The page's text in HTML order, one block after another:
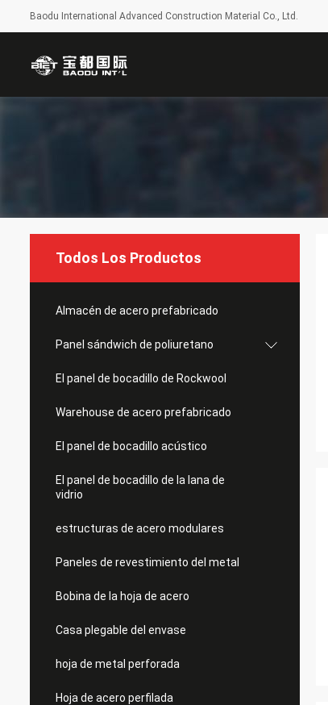
Baodu International Advanced Construction Material Co., Ltd.
Todos Los Productos
Almacén de acero prefabricado
Panel sándwich de poliuretano
El panel de bocadillo de Rockwool
Warehouse de acero prefabricado
El panel de bocadillo acústico
El panel de bocadillo de la lana de
vidrio
estructuras de acero modulares
Paneles de revestimiento del metal
Bobina de la hoja de acero
Casa plegable del envase
hoja de metal perforada
Hoja de acero perfilada